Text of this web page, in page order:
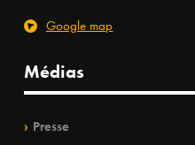
Google map
Médias
Presse